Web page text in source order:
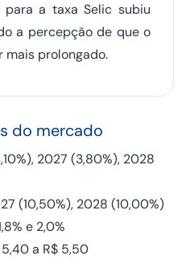
a taxa Selic subiu
a percepção de que o
mais prolongado.
do mercado
2027 (3,80%), 2028
(10,50%), 2028 (10,00%)
e 2,0%
a R$ 5,50